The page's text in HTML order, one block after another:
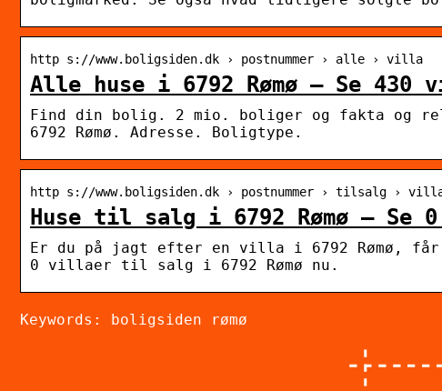
http s://www.boligsiden.dk › postnummer › alle › villa
Alle huse i 6792 Rømø – Se
Find din bolig. 2 mio. boliger og fakta og
6792 Rømø. Adresse. Boligtype.
http s://www.boligsiden.dk › postnummer › tilsalg ›
Huse til salg i 6792 Rømø –
Er du på jagt efter en villa i 6792 Rømø,
0 villaer til salg i 6792 Rømø nu.
Keywords: boligsiden rømø